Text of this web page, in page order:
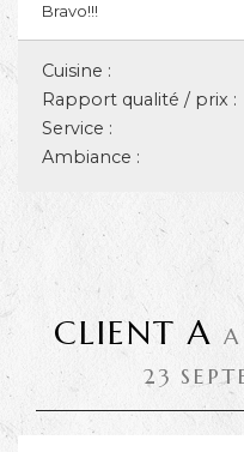
Bravo!!!
Cuisine :
Rapport qualité / prix :
Service :
Ambiance :
CLIENT A
23